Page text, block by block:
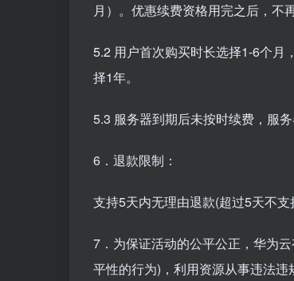
月）。优惠续费资格用完之后，不
5.2 用户首次购买时长选择1-6个月
择1年。
5.3 服务器到期后未按时续费，服务
6．退款限制：
支持5天内无理由退款(超过5天不支
7．为保证活动的公平公正，华为
平性的行为)，利用资源从事违法